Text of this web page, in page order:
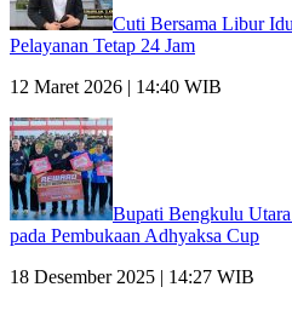
Cuti Bersama Libur
Pelayanan Tetap 24 Jam
12 Maret 2026 | 14:40 WIB
Bupati Bengkulu
pada Pembukaan Adhyaksa Cup
18 Desember 2025 | 14:27 WIB